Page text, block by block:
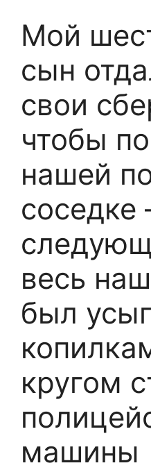
Мой
сын
свои
чтобы
нашей
весь
был
кругом
машины